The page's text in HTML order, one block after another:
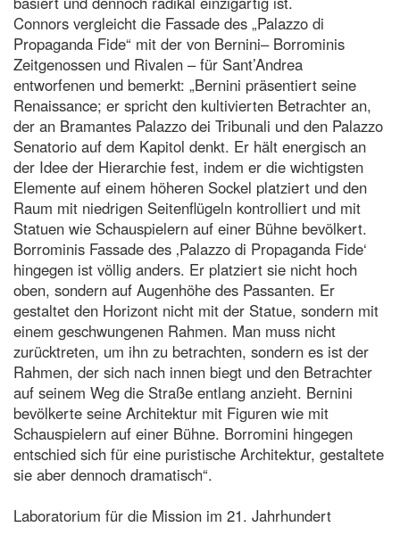
Connors vergleicht die Fassade des „Palazzo di
Propaganda Fide“ mit der von Bernini– Borrominis
Zeitgenossen und Rivalen – für Sant’Andrea
entworfenen und bemerkt: „Bernini präsentiert seine
Renaissance; er spricht den kultivierten Betrachter an,
der an Bramantes Palazzo dei Tribunali und den Palazzo
Senatorio auf dem Kapitol denkt. Er hält energisch an
der Idee der Hierarchie fest, indem er die wichtigsten
Elemente auf einem höheren Sockel platziert und den
Raum mit niedrigen Seitenflügeln kontrolliert und mit
Statuen wie Schauspielern auf einer Bühne bevölkert.
Borrominis Fassade des ‚Palazzo di Propaganda Fide‘
hingegen ist völlig anders. Er platziert sie nicht hoch
oben, sondern auf Augenhöhe des Passanten. Er
gestaltet den Horizont nicht mit der Statue, sondern mit
einem geschwungenen Rahmen. Man muss nicht
zurücktreten, um ihn zu betrachten, sondern es ist der
Rahmen, der sich nach innen biegt und den Betrachter
auf seinem Weg die Straße entlang anzieht. Bernini
bevölkerte seine Architektur mit Figuren wie mit
Schauspielern auf einer Bühne. Borromini hingegen
entschied sich für eine puristische Architektur, gestaltete
sie aber dennoch dramatisch“.
Laboratorium für die Mission im 21. Jahrhundert